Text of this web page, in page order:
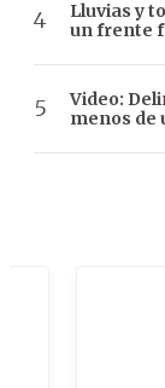
Lluvias y
un frente
Video:
menos de